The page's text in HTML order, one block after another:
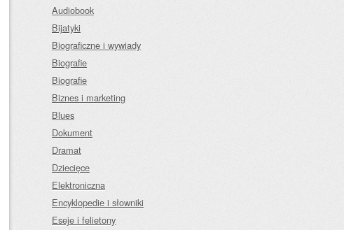
Audiobook
Bijatyki
Biograficzne i wywiady
Biografie
Biografie
Biznes i marketing
Blues
Dokument
Dramat
Dziecięce
Elektroniczna
Encyklopedie i słowniki
Eseje i felietony